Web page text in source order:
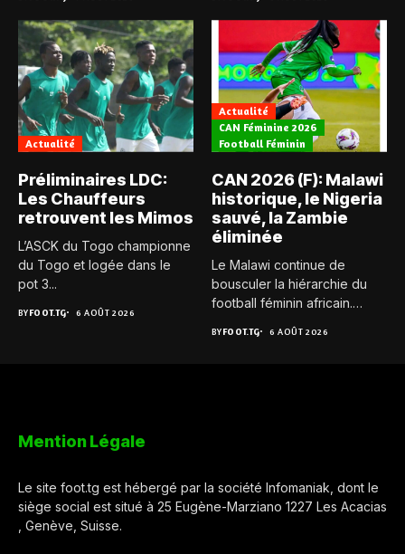
Actualité
Préliminaires LDC:
Les Chauffeurs
retrouvent les Mimos
L’ASCK du Togo championne
du Togo et logée dans le
pot 3...
BYFOOT.TG 6 AOÛT 2026
Actualité
CAN Féminine 2026
Football Féminin
CAN 2026 (F): Malawi
historique, le Nigeria
sauvé, la Zambie
éliminée
Le Malawi continue de
bousculer la hiérarchie du
football féminin africain.
BYFOOT.TG 6 AOÛT 2026
Mention Légale
Le site foot.tg est hébergé par la société Infomaniak, dont le
siège social est situé à 25 Eugène-Marziano 1227 Les Acacias
, Genève, Suisse.